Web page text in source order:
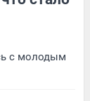
с молодым